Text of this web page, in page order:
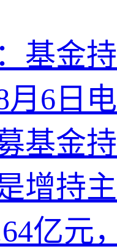
基金
月6日
基金
增持
亿元